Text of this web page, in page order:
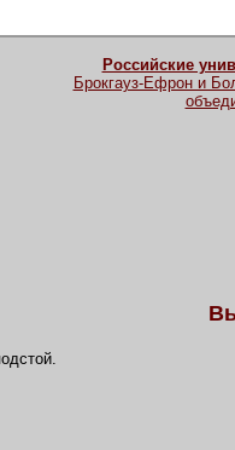
Российские
Брокгауз-Ефрон и